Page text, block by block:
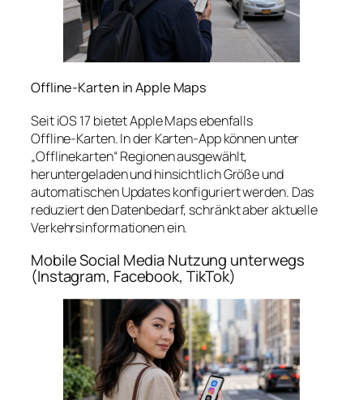
Offline-Karten in Apple Maps
Seit iOS 17 bietet Apple Maps ebenfalls
Offline‑Karten. In der Karten‑App können unter
„Offlinekarten“ Regionen ausgewählt,
heruntergeladen und hinsichtlich Größe und
automatischen Updates konfiguriert werden. Das
reduziert den Datenbedarf, schränkt aber aktuelle
Verkehrsinformationen ein.
Mobile Social Media Nutzung unterwegs
(Instagram, Facebook, TikTok)